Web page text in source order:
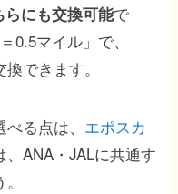
にも交換可能で
0.5マイル」で、
できます。
る点は、 エポスカ
ANA・JALに共通す